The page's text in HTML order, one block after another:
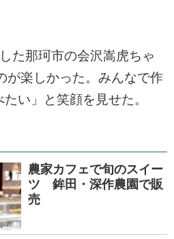
た那珂市の会沢嵩虎ちゃ
が楽しかった。みんなで作
い」と笑顔を見せた。
農家カフェで旬のスイー
ツ 鉾田・深作農園で販
売